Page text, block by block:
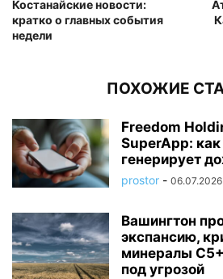
Костанайские новости:
кратко о главных события
недели
ПОХОЖИЕ
Freedom
SuperApp:
генерирует
prostor - 06.07.2026
Вашингтон
экспансию,
минералы
под угрозой